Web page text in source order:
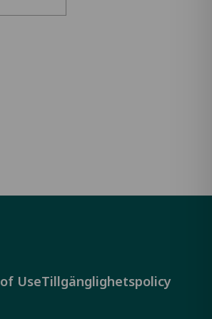
UseTillgänglighetspolicy